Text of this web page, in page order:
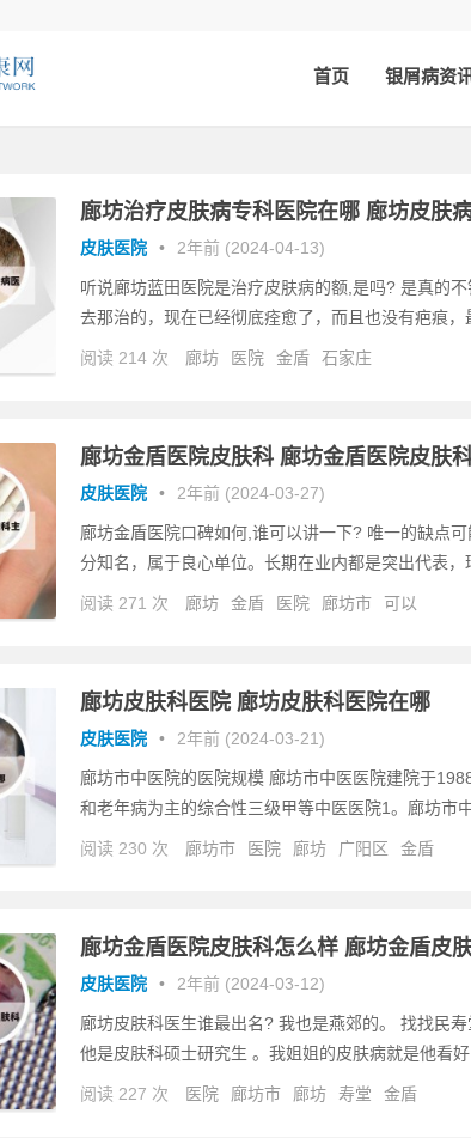
首页 银屑病资
廊坊治疗皮肤病专科医院在哪 廊坊皮肤
皮肤医院 • 2年前 (2024-04-13)
听说廊坊蓝田医院是治疗皮肤病的额,是吗? 是真的
去那治的，现在已经彻底痊愈了，而且也没有疤痕，
阅读 214 次 廊坊 医院 金盾 石家庄
廊坊金盾医院皮肤科 廊坊金盾医院皮肤
皮肤医院 • 2年前 (2024-03-27)
廊坊金盾医院口碑如何,谁可以讲一下? 唯一的缺点
分知名，属于良心单位。长期在业内都是突出代表，
阅读 271 次 廊坊 金盾 医院 廊坊市 可以
廊坊皮肤科医院 廊坊皮肤科医院在哪
皮肤医院 • 2年前 (2024-03-21)
廊坊市中医院的医院规模 廊坊市中医医院建院于
和老年病为主的综合性三级甲等中医医院1。廊坊市
阅读 230 次 廊坊市 医院 廊坊 广阳区 金盾
廊坊金盾医院皮肤科怎么样 廊坊金盾皮
皮肤医院 • 2年前 (2024-03-12)
廊坊皮肤科医生谁最出名? 我也是燕郊的。 找找民寿
他是皮肤科硕士研究生 。我姐姐的皮肤病就是他看好
阅读 227 次 医院 廊坊市 廊坊 寿堂 金盾